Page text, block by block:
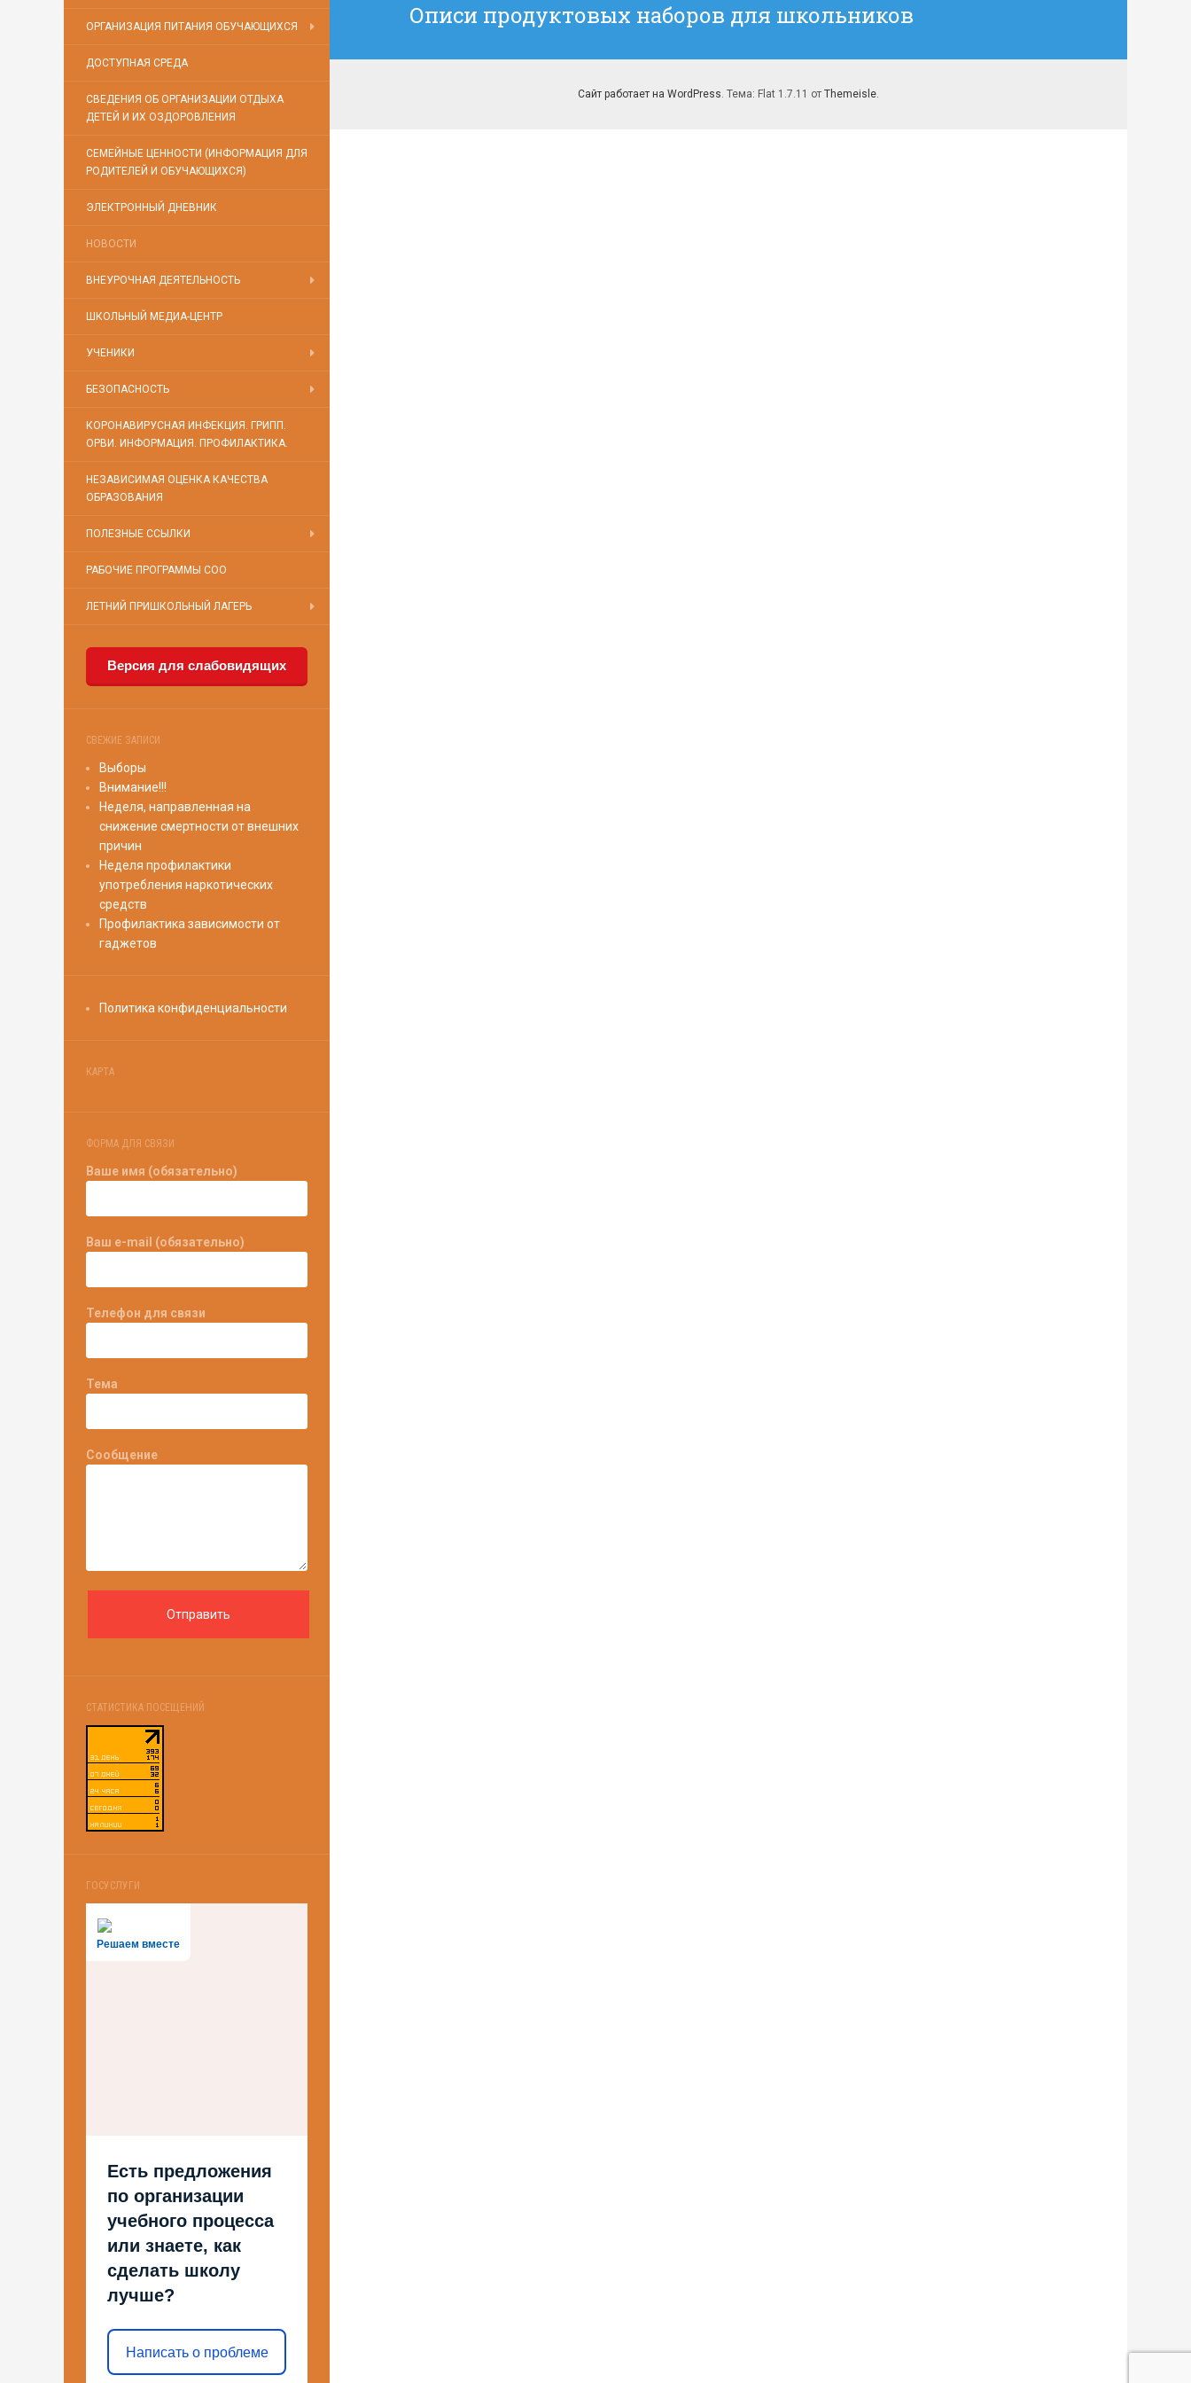
ОРГАНИЗАЦИЯ ПИТАНИЯ ОБУЧАЮЩИХСЯ
ДОСТУПНАЯ СРЕДА
СВЕДЕНИЯ ОБ ОРГАНИЗАЦИИ ОТДЫХА
ДЕТЕЙ И ИХ ОЗДОРОВЛЕНИЯ
СЕМЕЙНЫЕ ЦЕННОСТИ (ИНФОРМАЦИЯ ДЛЯ
РОДИТЕЛЕЙ И ОБУЧАЮЩИХСЯ)
ЭЛЕКТРОННЫЙ ДНЕВНИК
НОВОСТИ
ВНЕУРОЧНАЯ ДЕЯТЕЛЬНОСТЬ
ШКОЛЬНЫЙ МЕДИА-ЦЕНТР
УЧЕНИКИ
БЕЗОПАСНОСТЬ
КОРОНАВИРУСНАЯ ИНФЕКЦИЯ. ГРИПП.
ОРВИ. ИНФОРМАЦИЯ. ПРОФИЛАКТИКА.
НЕЗАВИСИМАЯ ОЦЕНКА КАЧЕСТВА
ОБРАЗОВАНИЯ
ПОЛЕЗНЫЕ ССЫЛКИ
РАБОЧИЕ ПРОГРАММЫ СОО
ЛЕТНИЙ ПРИШКОЛЬНЫЙ ЛАГЕРЬ
Версия для слабовидящих
СВЕЖИЕ ЗАПИСИ
Выборы
Внимание!!!
Неделя, направленная на
снижение смертности от внешних
причин
Неделя профилактики
употребления наркотических
средств
Профилактика зависимости от
гаджетов
Политика конфиденциальности
КАРТА
ФОРМА ДЛЯ СВЯЗИ
Ваше имя (обязательно)
Ваш e-mail (обязательно)
Телефон для связи
Тема
Сообщение
СТАТИСТИКА ПОСЕЩЕНИЙ
ГОСУСЛУГИ
Решаем вместе
Есть предложения
по организации
учебного процесса
или знаете, как
сделать школу
лучше?
Написать о проблеме
Следующая
Описи продуктовых наборов для школьников
Сайт работает на WordPress. Тема: Flat 1.7.11 от Themeisle.